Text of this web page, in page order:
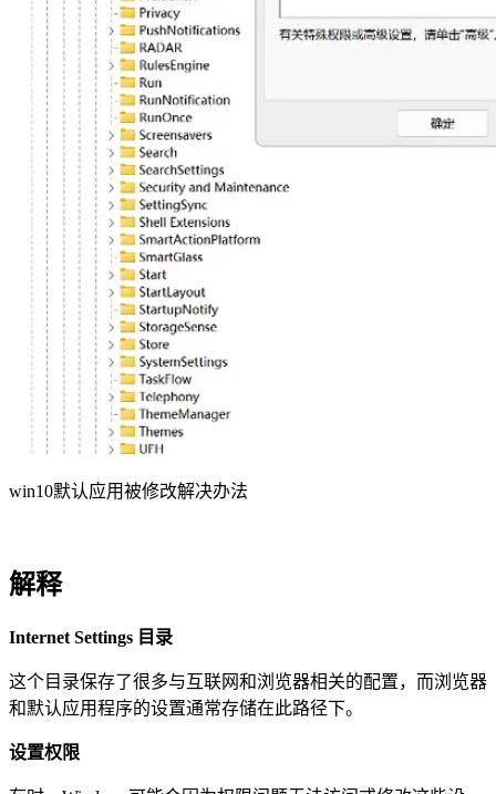
win10默认应用被修改解决办法
解释
Internet Settings 目录
这个目录保存了很多与互联网和浏览器相关的配置，而浏览器
和默认应用程序的设置通常存储在此路径下。
设置权限